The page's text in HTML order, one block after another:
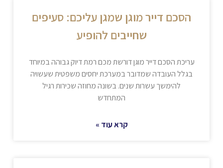
הסכם דייר מוגן שמגן עליכם: סעיפים
שחייבים להופיע
עריכת הסכם דייר מוגן דורשת מכם רמת דיוק גבוהה במיוחד
בגלל העובדה שמדובר במערכת יחסים משפטית שעשויה
להימשך עשרות שנים. בשונה מחוזה שכירות רגיל
המתחדש
קרא עוד »